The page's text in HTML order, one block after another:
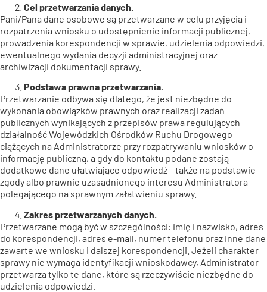
Cel przetwarzania danych.
Pani/Pana dane osobowe są przetwarzane w celu przyjęcia i
rozpatrzenia wniosku o udostępnienie informacji publicznej,
prowadzenia korespondencji w sprawie, udzielenia odpowiedzi,
ewentualnego wydania decyzji administracyjnej oraz
archiwizacji dokumentacji sprawy.
Podstawa prawna przetwarzania.
Przetwarzanie odbywa się dlatego, że jest niezbędne do
wykonania obowiązków prawnych oraz realizacji zadań
publicznych wynikających z przepisów prawa regulujących
działalność Wojewódzkich Ośrodków Ruchu Drogowego
ciążących na Administratorze przy rozpatrywaniu wniosków o
informację publiczną, a gdy do kontaktu podane zostają
dodatkowe dane ułatwiające odpowiedź – także na podstawie
zgody albo prawnie uzasadnionego interesu Administratora
polegającego na sprawnym załatwieniu sprawy.
Zakres przetwarzanych danych.
Przetwarzane mogą być w szczególności: imię i nazwisko, adres
do korespondencji, adres e-mail, numer telefonu oraz inne dane
zawarte we wniosku i dalszej korespondencji. Jeżeli charakter
sprawy nie wymaga identyfikacji wnioskodawcy, Administrator
przetwarza tylko te dane, które są rzeczywiście niezbędne do
udzielenia odpowiedzi.